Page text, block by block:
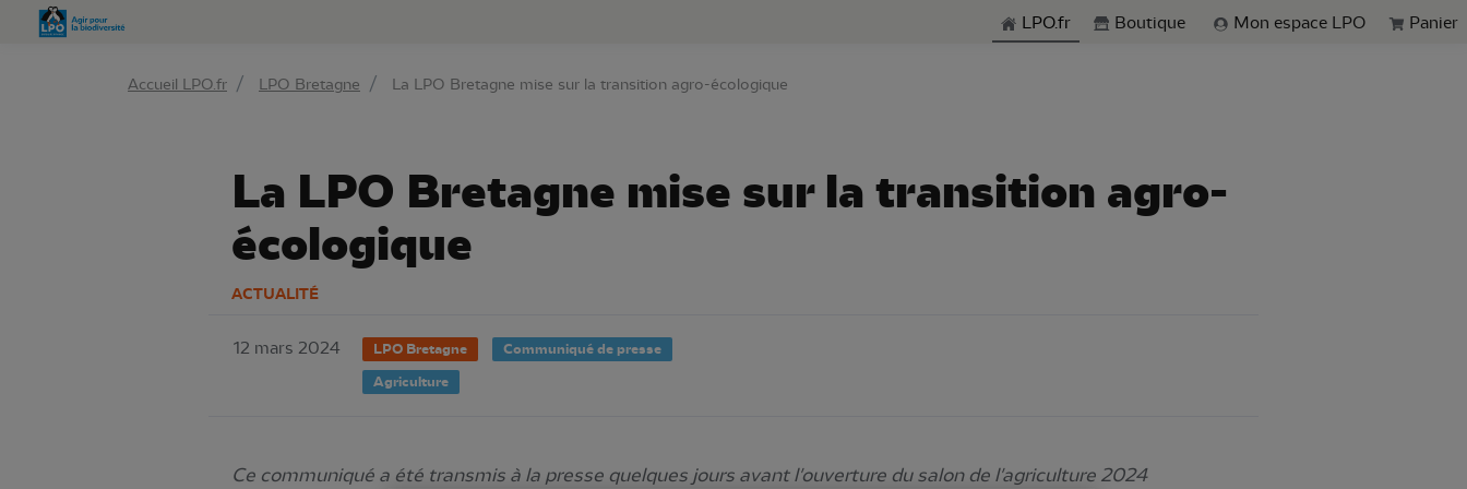
Aller à la rechercheLPO.fr Boutique Mon espace LPO Panier
Accueil LPO.fr LPO Bretagne La LPO Bretagne mise sur la transition agro-écologique
La LPO Bretagne mise sur la transition agro-
écologique
ACTUALITÉ
12 mars 2024 LPO Bretagne
Communiqué de presse
Agriculture
Ce communiqué a été transmis à la presse quelques jours avant l'ouverture du salon de l'agriculture 2024